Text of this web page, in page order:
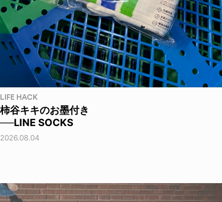
LIFE HACK
柿谷キキのお墨付き
──LINE SOCKS
2026.08.04